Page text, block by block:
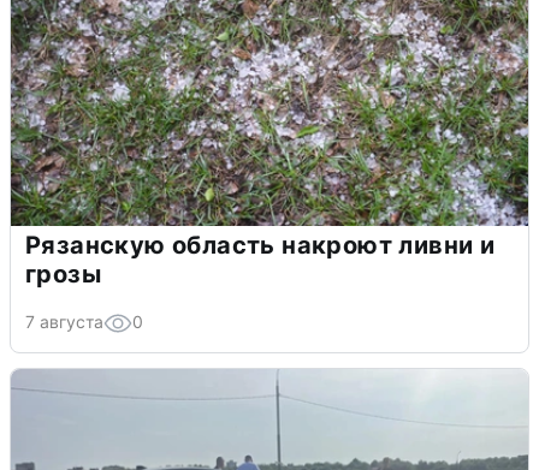
Рязанскую область накроют ливни и
грозы
7 августа 0